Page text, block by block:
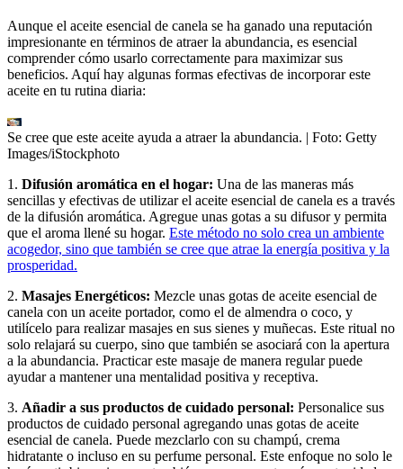
Aunque el aceite esencial de canela se ha ganado una reputación
impresionante en términos de atraer la abundancia, es esencial
comprender cómo usarlo correctamente para maximizar sus
beneficios. Aquí hay algunas formas efectivas de incorporar este
aceite en tu rutina diaria:
Se cree que este aceite ayuda a atraer la abundancia. | Foto: Getty
Images/iStockphoto
1. Difusión aromática en el hogar: Una de las maneras más
sencillas y efectivas de utilizar el aceite esencial de canela es a través
de la difusión aromática. Agregue unas gotas a su difusor y permita
que el aroma llené su hogar. Este método no solo crea un ambiente
acogedor, sino que también se cree que atrae la energía positiva y la
prosperidad.
2. Masajes Energéticos: Mezcle unas gotas de aceite esencial de
canela con un aceite portador, como el de almendra o coco, y
utilícelo para realizar masajes en sus sienes y muñecas. Este ritual no
solo relajará su cuerpo, sino que también se asociará con la apertura
a la abundancia. Practicar este masaje de manera regular puede
ayudar a mantener una mentalidad positiva y receptiva.
3. Añadir a sus productos de cuidado personal: Personalice sus
productos de cuidado personal agregando unas gotas de aceite
esencial de canela. Puede mezclarlo con su champú, crema
hidratante o incluso en su perfume personal. Este enfoque no solo le